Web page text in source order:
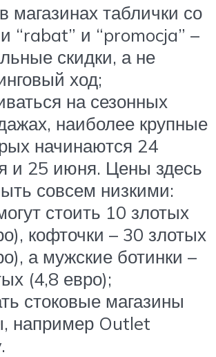
магазинах таблички со
“rabat” и “promocja” –
скидки, а не
ход;
на сезонных
наиболее крупные
начинаются 24
и 25 июня. Цены здесь
совсем низкими:
стоить 10 злотых
кофточки – 30 злотых
а мужские ботинки –
(4,8 евро);
стоковые магазины
например Outlet